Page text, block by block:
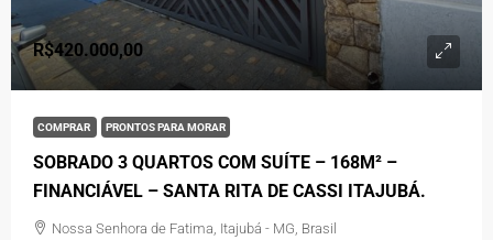
R$420.000,00
COMPRAR PRONTOS PARA MORAR
SOBRADO 3 QUARTOS COM SUÍTE – 168M² –
FINANCIÁVEL – SANTA RITA DE CASSI ITAJUBÁ.
Nossa Senhora de Fatima, Itajubá - MG, Brasil